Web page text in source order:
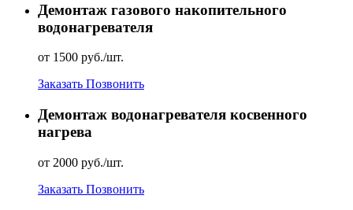
Демонтаж газового накопительного
водонагревателя
от 1500 руб./шт.
Заказать Позвонить
Демонтаж водонагревателя косвенного
нагрева
от 2000 руб./шт.
Заказать Позвонить